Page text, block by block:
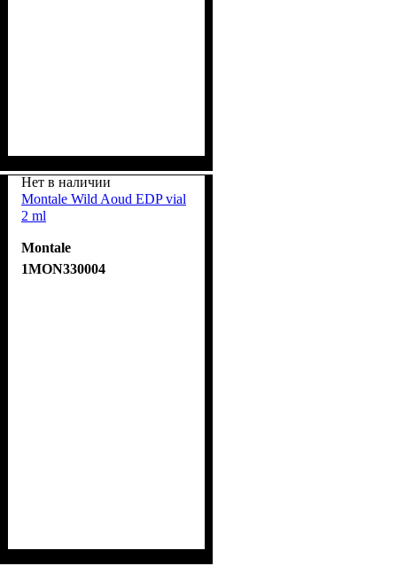
Нет в наличии
Montale Wild Aoud EDP vial
2 ml
Montale
1MON330004